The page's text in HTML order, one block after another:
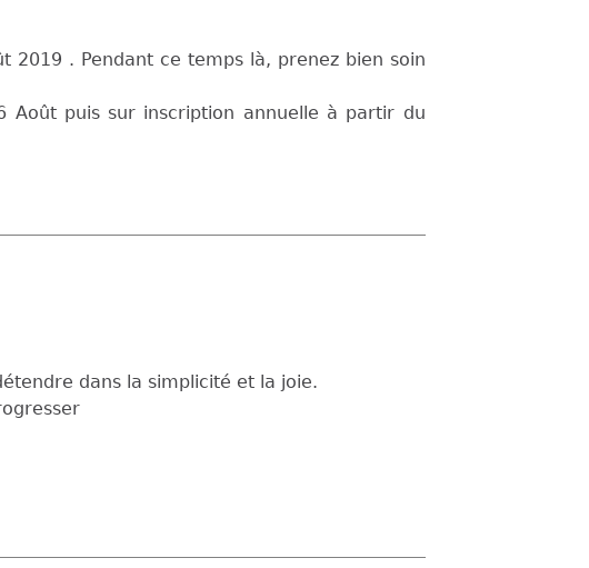
2019 . Pendant ce temps là, prenez bien soin
puis sur inscription annuelle à partir du
dans la simplicité et la joie.